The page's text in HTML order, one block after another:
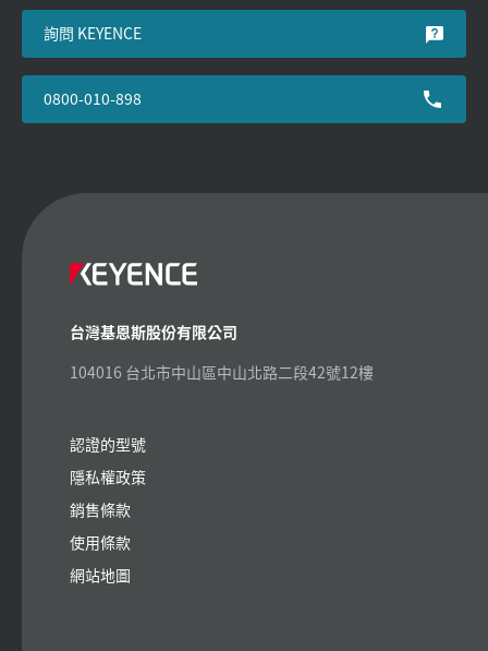
詢問 KEYENCE
0800-010-898
台灣基恩斯股份有限公司
104016 台北市中山區中山北路二段42號12樓
認證的型號
隱私權政策
銷售條款
使用條款
網站地圖